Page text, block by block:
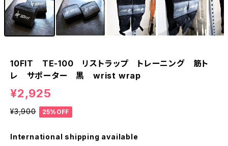
10FIT TE-100 リストラップ トレーニング 筋ト
レ サポーター 黒 wrist wrap
¥2,925
¥3,900 25%OFF
International shipping available